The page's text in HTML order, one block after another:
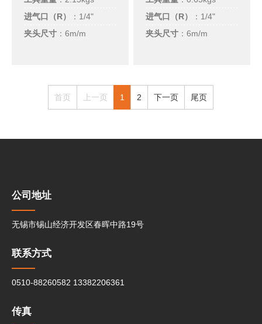
进气口（R）
： 1/4"
夹头尺寸 ：6m/m
进气口（R）
： 1/4"
夹头尺寸 ：6m/m
首页 上一页 1 2 下一页 尾页
公司地址
无锡市锡山经济开发区春晖中路19号
联系方式
0510-88260582 13382206361
传真